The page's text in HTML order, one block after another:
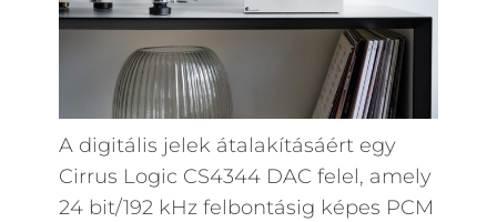
A digitális jelek átalakításáért egy
Cirrus Logic CS4344 DAC felel, amely
24 bit/192 kHz felbontásig képes PCM